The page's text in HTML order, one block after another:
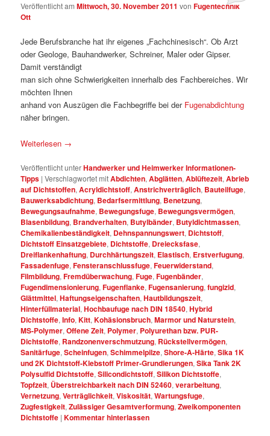
Veröffentlicht amMittwoch, 30. November 2011 vonFugentechnik
Ott
Jede Berufsbranche hat ihr eigenes „Fachchinesisch“. Ob Arzt
oder Geologe, Bauhandwerker, Schreiner, Maler oder Gipser.
Damit verständigt
man sich ohne Schwierigkeiten innerhalb des Fachbereiches. Wir
möchten Ihnen
anhand von Auszügen die Fachbegriffe bei derFugenabdichtung
näher bringen.
Weiterlesen →
Veröffentlicht unterHandwerker und Heimwerker Informationen-
Tipps |Verschlagwortet mitAbdichten,Abglätten,Ablüftezeit,Abrieb
auf Dichtstoffen,Acryldichtstoff,Anstrichverträglich, Bauteilfuge,
Bauwerksabdichtung, Bedarfsermittlung, Benetzung,
Bewegungsaufnahme, Bewegungsfuge, Bewegungsvermögen,
Blasenbildung, Brandverhalten, Butylbänder, Butyldichtmassen,
Chemikalienbeständigkeit, Dehnspannungswert, Dichtstoff,
Dichtstoff Einsatzgebiete, Dichtstoffe, Dreiecksfase,
Dreiflankenhaftung, Durchhärtungszeit, Elastisch, Erstverfugung,
Fassadenfuge,Fensteranschlussfuge,Feuerwiderstand,
Filmbildung,Fremdüberwachung,Fuge,Fugenbänder,
Fugendimensionierung,Fugenflanke,Fugensanierung,fungizid,
Glättmittel,Haftungseigenschaften,Hautbildungszeit,
Hinterfüllmaterial,Hochbaufuge nach DIN 18540,Hybrid
Dichtstoffe,Info,Kitt,Kohäsionsbruch,Marmor und Naturstein,
MS-Polymer,Offene Zeit, Polymer, Polyurethan bzw. PUR-
Dichtstoffe, Randzonenverschmutzung, Rückstellvermögen,
Sanitärfuge,Scheinfugen,Schimmelpilze,Shore-A-Härte,Sika 1K
und 2K Dichtstoff-Klebstoff Primer-Grundierungen,Sika Tank 2K
Polysulfid Dichtstoffe,Silicondichtstoff,Silikon Dichtstoffe,
Topfzeit, Überstreichbarkeit nach DIN 52460,verarbeitung,
Vernetzung,Verträglichkeit,Viskosität,Wartungsfuge,
Zugfestigkeit,Zulässiger Gesamtverformung,Zweikomponenten
Dichtstoffe |Kommentar hinterlassen